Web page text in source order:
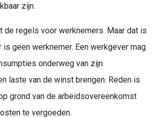
zijn.
de regels voor werknemers. Maar dat is
geen werknemer. Een werkgever mag
onderweg van zijn
laste van de winst brengen. Reden is
grond van de arbeidsovereenkomst
te vergoeden.